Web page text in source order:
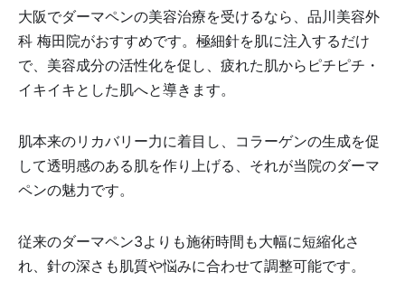
大阪でダーマペンの美容治療を受けるなら、品川美容外
科 梅田院がおすすめです。極細針を肌に注入するだけ
で、美容成分の活性化を促し、疲れた肌からピチピチ・
イキイキとした肌へと導きます。
肌本来のリカバリー力に着目し、コラーゲンの生成を促
して透明感のある肌を作り上げる、それが当院のダーマ
ペンの魅力です。
従来のダーマペン3よりも施術時間も大幅に短縮化さ
れ、針の深さも肌質や悩みに合わせて調整可能です。